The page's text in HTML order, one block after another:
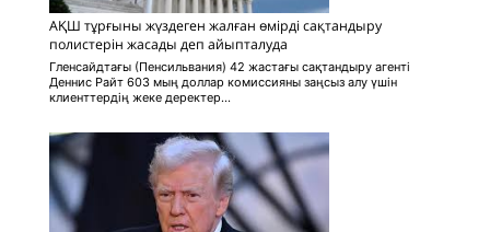
АҚШ тұрғыны жүздеген жалған өмірді сақтандыру
полистерін жасады деп айыпталуда
Гленсайдтағы (Пенсильвания) 42 жастағы сақтандыру агенті
Деннис Райт 603 мың доллар комиссияны заңсыз алу үшін
клиенттердің жеке деректер...